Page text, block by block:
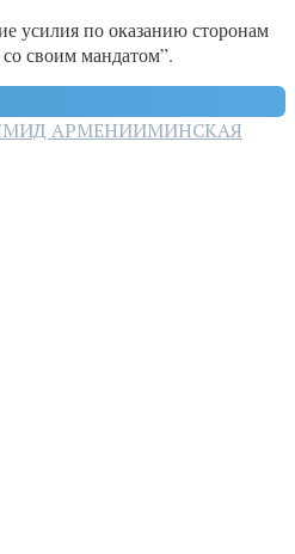
усилия по оказанию сторонам
своим мандатом”.
МИД АРМЕНИИМИНСКАЯ